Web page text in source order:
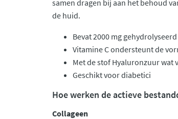
samen dragen bij aan het behoud
de huid.
Bevat 2000 mg
Vitamine C ondersteunt de
Met de stof Hyaluronzuur
Geschikt voor diabetici
Hoe werken de actieve
Collageen